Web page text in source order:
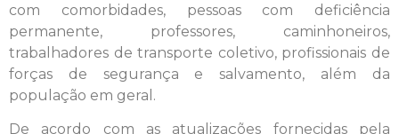
com comorbidades, pessoas com deficiência
permanente, professores, caminhoneiros,
trabalhadores de transporte coletivo, profissionais de
forças de segurança e salvamento, além da
população em geral.
De acordo com as atualizações fornecidas pela